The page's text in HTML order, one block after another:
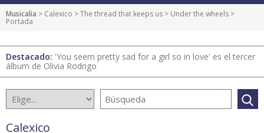
Musicalia > Calexico >The thread that keeps us > Under the wheels >
Portada
Destacado: 'You seem pretty sad for a girl so in love' es el tercer
álbum de Olivia Rodrigo
Calexico